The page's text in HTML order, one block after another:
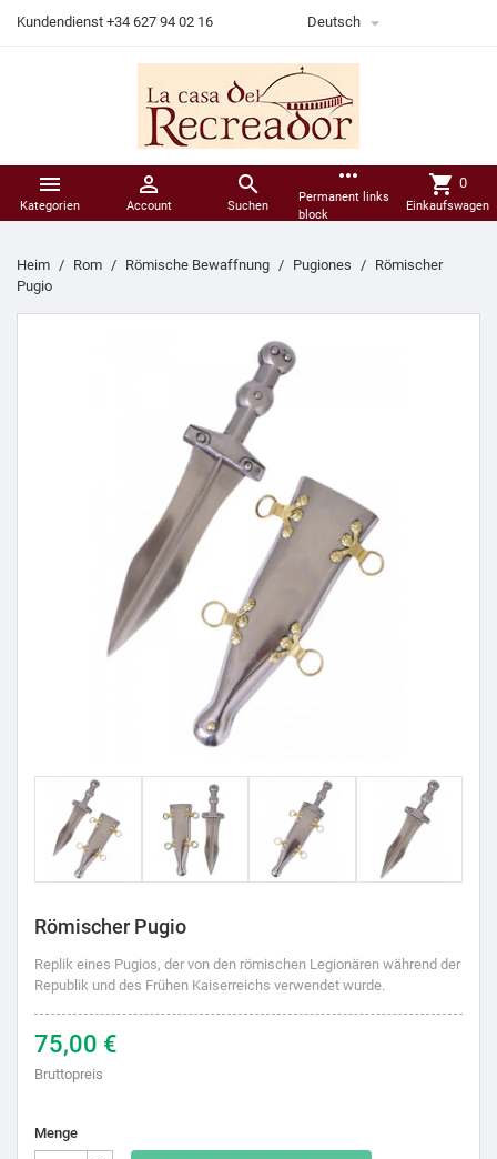
Kundendienst +34 627 94 02 16 Deutsch 

Kategorien

Account

Suchen
more_horiz
Permanent links
block
shopping_cart 0
Einkaufswagen
Heim Rom Römische Bewaffnung Pugiones
Römischer
Pugio
Römischer Pugio
Replik eines Pugios, der von den römischen Legionären während der
Republik und des Frühen Kaiserreichs verwendet wurde.
75,00 €
Bruttopreis
Menge